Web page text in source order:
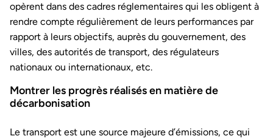
opèrent dans des cadres réglementaires qui les obligent à
rendre compte régulièrement de leurs performances par
rapport à leurs objectifs, auprès du gouvernement, des
villes, des autorités de transport, des régulateurs
nationaux ou internationaux, etc.
Montrer les progrès réalisés en matière de
décarbonisation
Le transport est une source majeure d’émissions, ce qui